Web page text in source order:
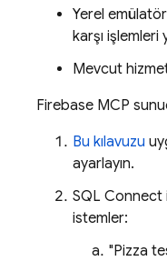
Yerel
karşı işlemleri
Mevcut
Firebase MCP
Bu kılavuzu
ayarlayın.
SQL Connect
istemler:
"Pizza